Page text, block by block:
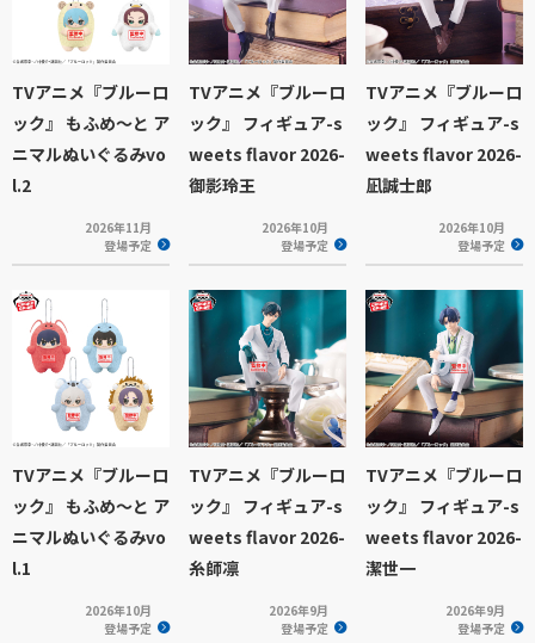
TVアニメ『ブルーロ
ック』 もふめ～と ア
ニマルぬいぐるみvo
l.2
2026年11月
登場予定
TVアニメ『ブルーロ
ック』 フィギュア-s
weets flavor 2026-
御影玲王
2026年10月
登場予定
TVアニメ『ブルーロ
ック』 フィギュア-s
weets flavor 2026-
凪誠士郎
2026年10月
登場予定
TVアニメ『ブルーロ
ック』 もふめ～と ア
ニマルぬいぐるみvo
l.1
2026年10月
登場予定
TVアニメ『ブルーロ
ック』 フィギュア-s
weets flavor 2026-
糸師凛
2026年9月
登場予定
TVアニメ『ブルーロ
ック』 フィギュア-s
weets flavor 2026-
潔世一
2026年9月
登場予定